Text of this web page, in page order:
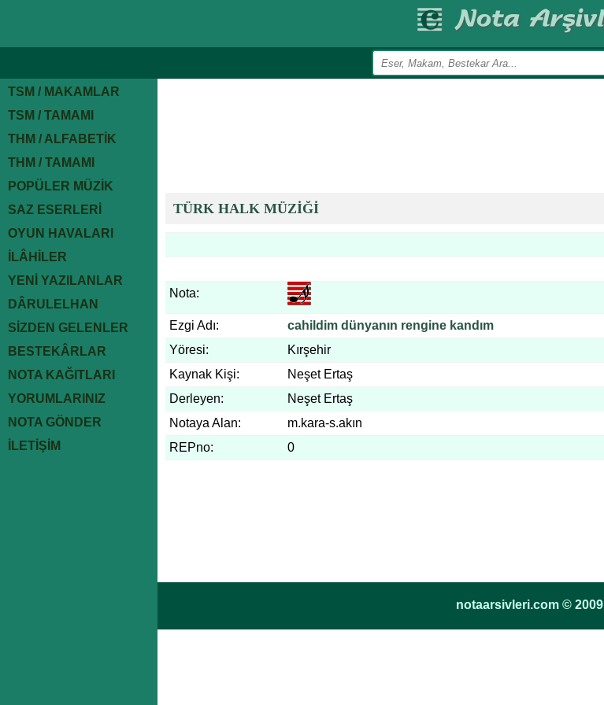
TSM / MAKAMLAR
TSM / TAMAMI
THM / ALFABETİK
THM / TAMAMI
POPÜLER MÜZİK
SAZ ESERLERİ
OYUN HAVALARI
İLÂHİLER
YENİ YAZILANLAR
DÂRULELHAN
SİZDEN GELENLER
BESTEKÂRLAR
NOTA KAĞITLARI
YORUMLARINIZ
NOTA GÖNDER
İLETİŞİM
TÜRK HALK MÜZİĞİ
Nota:
Ezgi Adı:
cahildim dünyanın rengine kandım
Yöresi:
Kırşehir
Kaynak Kişi:
Neşet Ertaş
Derleyen:
Neşet Ertaş
Notaya Alan:
m.kara-s.akın
REPno:
0
notaarsivleri.com © 2009